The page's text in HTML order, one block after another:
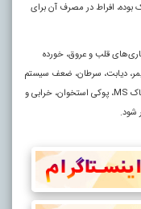
بوده، افراط در مصرف آن برای
قلب و عروق، خورده
دیابت، سرطان، ضعف سیستم
ایمنی بدن، بیماری‌های سیستم عصبی مانند بیماری خطرناک MS، پوکی استخوان، خرابی و
شود.